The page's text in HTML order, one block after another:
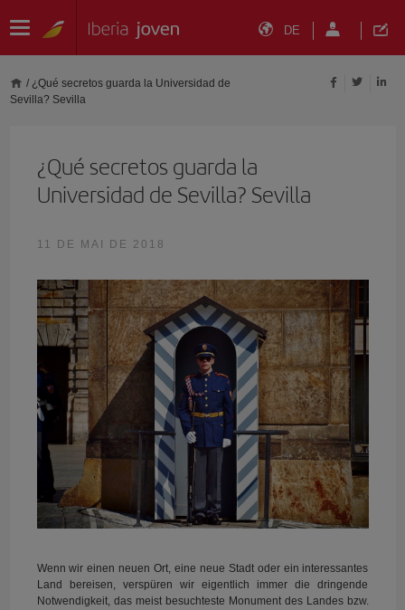
DE
/ ¿Qué secretos guarda la Universidad de
Sevilla? Sevilla
¿Qué secretos guarda la
Universidad de Sevilla? Sevilla
11 DE MAI DE 2018
Wenn wir einen neuen Ort, eine neue Stadt oder ein interessantes
Land bereisen, verspüren wir eigentlich immer die dringende
Notwendigkeit, das meist besuchteste Monument des Landes bzw.